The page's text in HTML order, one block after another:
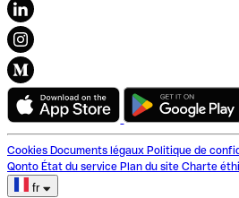
Cookies Documents légaux Politique de
Qonto État du service Plan du site Charte
fr